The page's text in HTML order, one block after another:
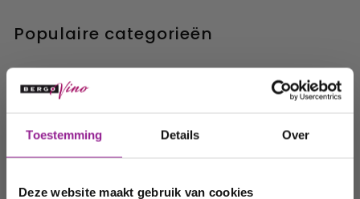
Toestemming Details Over
Deze website maakt gebruik van cookies
Populaire categorieën
Ontvang 10%
korting op uw
volgende